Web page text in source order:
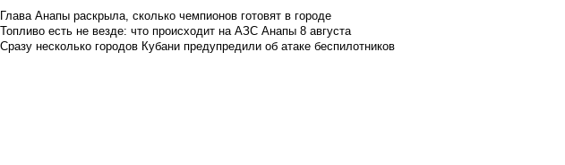
Глава Анапы раскрыла, сколько чемпионов готовят в городе
Топливо есть не везде: что происходит на АЗС Анапы 8 августа
Сразу несколько городов Кубани предупредили об атаке беспилотников